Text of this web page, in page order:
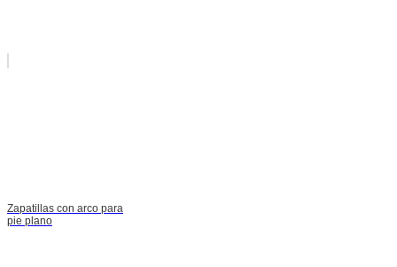
Zapatillas con arco para
pie plano